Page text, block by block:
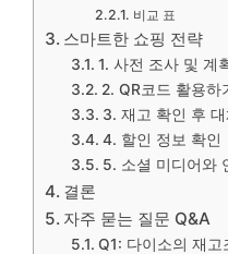
비교 표
스마트한 쇼핑 전략
1. 사전 조사 및 계
2. QR코드 활용하
3. 재고 확인 후
4. 할인 정보 확인
5. 소셜 미디어와
결론
자주 묻는 질문 Q&A
Q1: 다이소의 재고